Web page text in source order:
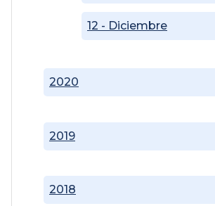
2018
2019
2020
12 - Diciembre